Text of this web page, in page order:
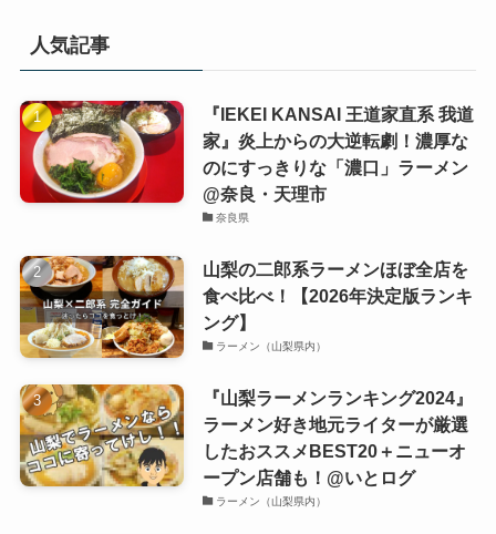
人気記事
『IEKEI KANSAI 王道家直系 我道
家』炎上からの大逆転劇！濃厚な
のにすっきりな「濃口」ラーメン
@奈良・天理市
奈良県
山梨の二郎系ラーメンほぼ全店を
食べ比べ！【2026年決定版ランキ
ング】
ラーメン（山梨県内）
『山梨ラーメンランキング2024』
ラーメン好き地元ライターが厳選
したおススメBEST20＋ニューオ
ープン店舗も！@いとログ
ラーメン（山梨県内）